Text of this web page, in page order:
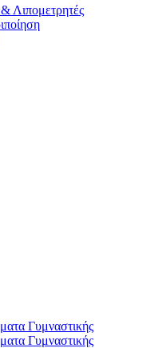
Λιπομετρητές
Γυμναστικής
Γυμναστικής